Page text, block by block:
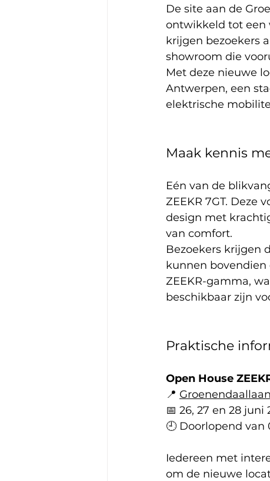
De site aan de
ontwikkeld tot een
krijgen bezoekers
showroom die
Met deze nieuwe
Antwerpen, een
elektrische
Maak kennis
Eén van de
ZEEKR 7GT. Deze
design met
van comfort.
Bezoekers krijgen
kunnen bovendien
ZEEKR-gamma,
beschikbaar zijn
Praktische
Open House
📍
📅 26, 27 en 28 juni
🕘 Doorlopend van
Iedereen met
om de nieuwe